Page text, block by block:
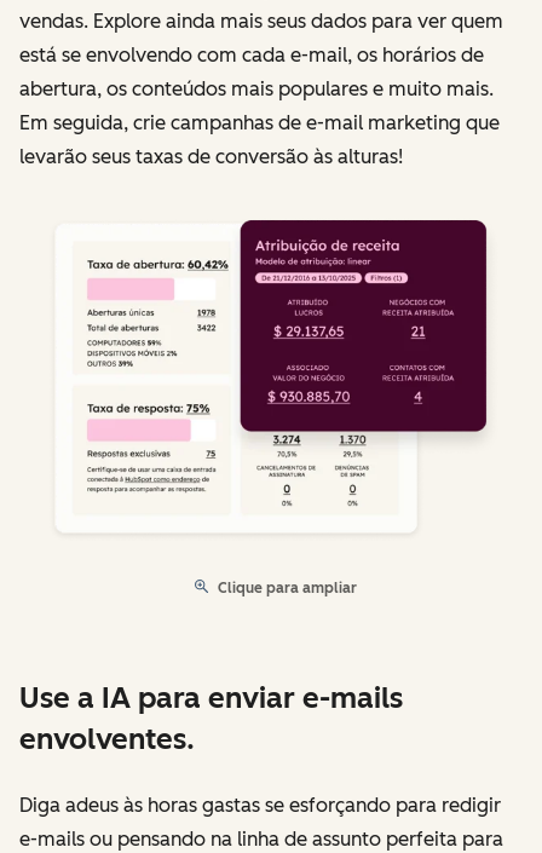
vendas. Explore ainda mais seus dados para ver quem
está se envolvendo com cada e-mail, os horários de
abertura, os conteúdos mais populares e muito mais.
Em seguida, crie campanhas de e-mail marketing que
levarão seus taxas de conversão às alturas!
Clique para ampliar
Use a IA para enviar e-mails
envolventes.
Diga adeus às horas gastas se esforçando para redigir
e-mails ou pensando na linha de assunto perfeita para